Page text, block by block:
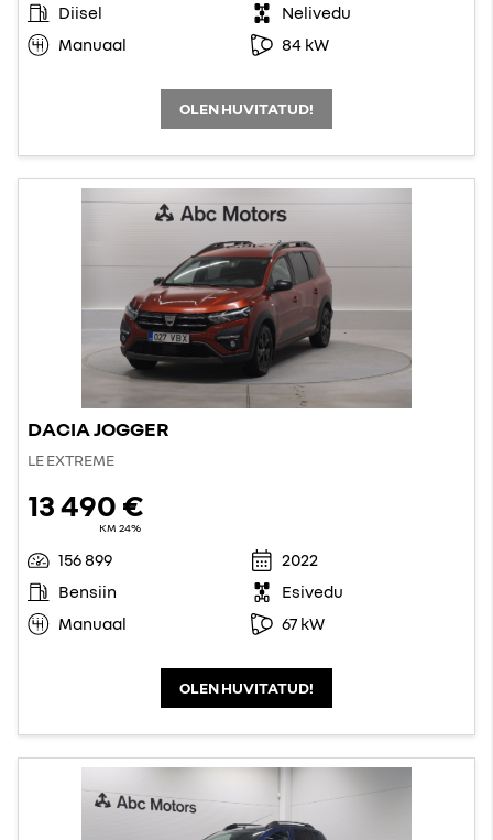
Diisel
Nelivedu
Manuaal
84 kW
OLEN HUVITATUD!
DACIA JOGGER
LE EXTREME
13 490 €
KM 24%
156 899
2022
Bensiin
Esivedu
Manuaal
67 kW
OLEN HUVITATUD!